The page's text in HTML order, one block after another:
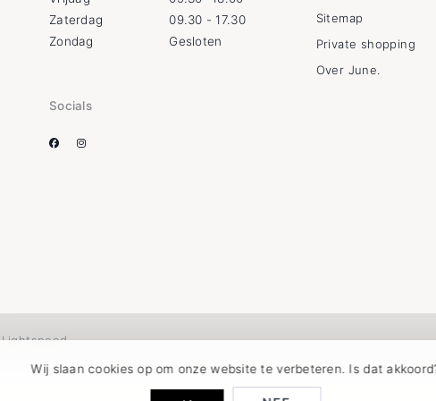
Wij slaan cookies op om onze website te verbeteren. Is dat
Zaterdag
09.30 - 17.30
Zondag
Gesloten
Socials
Sitemap
Private shopping
Over June.
Lightspeed